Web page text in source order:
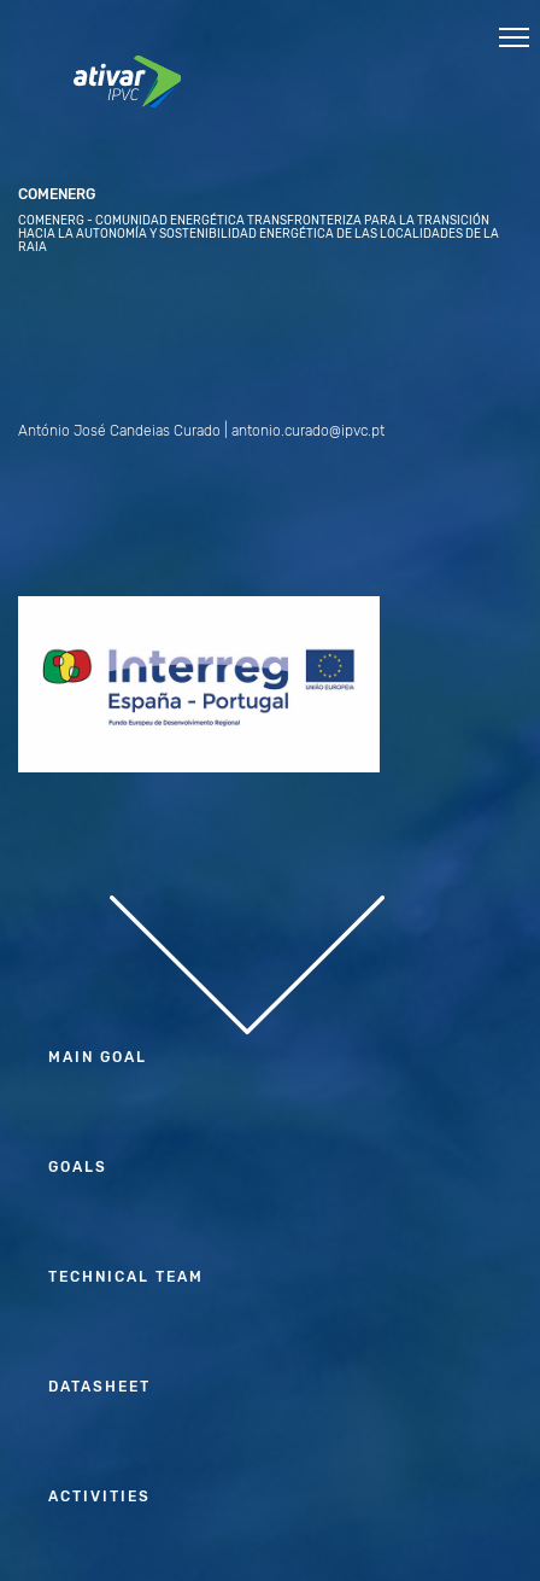
COMENERG
COMENERG - COMUNIDAD ENERGÉTICA TRANSFRONTERIZA PARA LA TRANSICIÓN
HACIA LA AUTONOMÍA Y SOSTENIBILIDAD ENERGÉTICA DE LAS LOCALIDADES DE LA
RAIA
António José Candeias Curado | antonio.curado@ipvc.pt
MAIN GOAL
GOALS
TECHNICAL TEAM
DATASHEET
ACTIVITIES